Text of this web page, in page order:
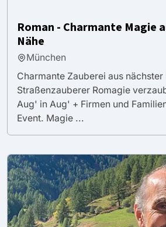
Roman - Charmante Magie
Nähe
München
Charmante Zauberei aus nächster
Straßenzauberer Romagie
Aug' in Aug' + Firmen und
Event. Magie ...